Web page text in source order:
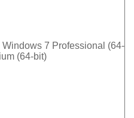
7 Professional (64-
(64-bit)